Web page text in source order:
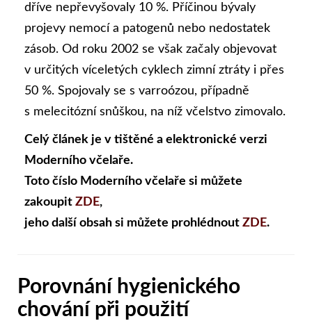
dříve nepřevyšovaly 10 %. Příčinou bývaly
projevy nemocí a patogenů nebo nedostatek
zásob. Od roku 2002 se však začaly objevovat
v určitých víceletých cyklech zimní ztráty i přes
50 %. Spojovaly se s varroózou, případně
s melecitózní snůškou, na níž včelstvo zimovalo.
Celý článek je v tištěné a elektronické verzi
Moderního včelaře.
Toto číslo Moderního včelaře si můžete
zakoupit ZDE,
jeho další obsah si můžete prohlédnout ZDE.
Porovnání hygienického
chování při použití